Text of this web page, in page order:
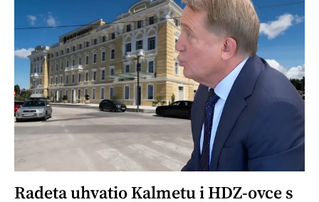
Radeta uhvatio Kalmetu i HDZ-ovce s